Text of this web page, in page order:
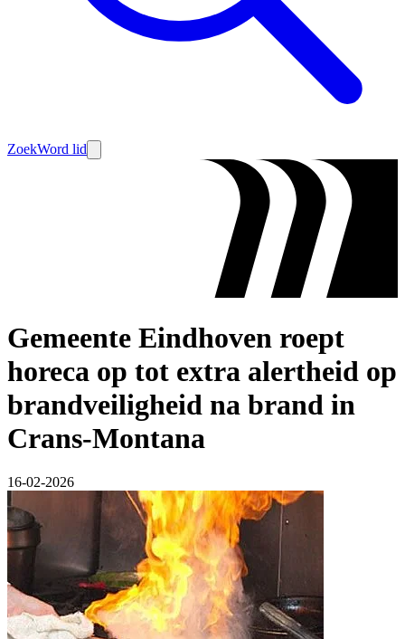
ZoekWord lid
Gemeente Eindhoven roept
horeca op tot extra alertheid op
brandveiligheid na brand in
Crans-Montana
16-02-2026